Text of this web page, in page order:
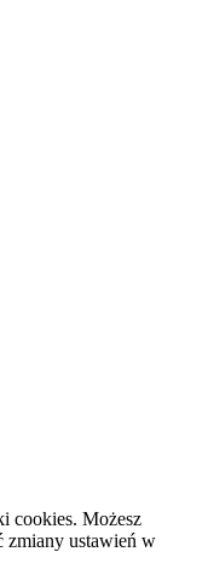
cookies. Możesz
zmiany ustawień w